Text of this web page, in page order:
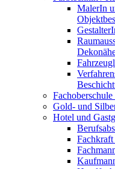
MalerIn
Gold- und
Hotel und